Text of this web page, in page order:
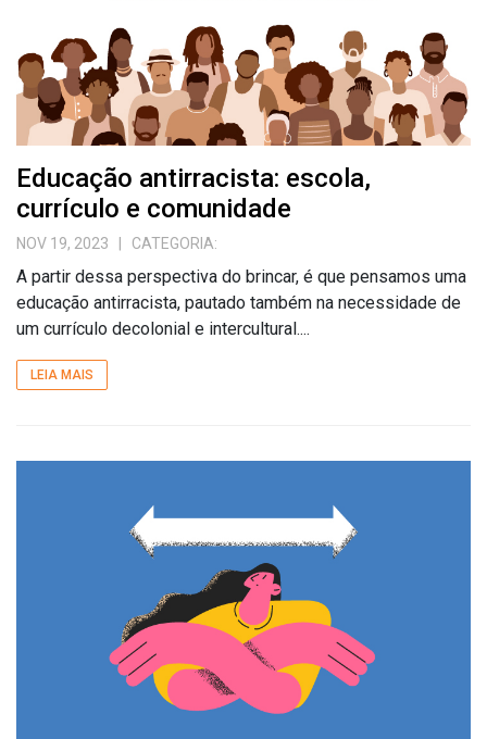
Educação antirracista: escola,
currículo e comunidade
NOV 19, 2023 | CATEGORIA:
A partir dessa perspectiva do brincar, é que pensamos uma
educação antirracista, pautado também na necessidade de
um currículo decolonial e intercultural....
LEIA MAIS